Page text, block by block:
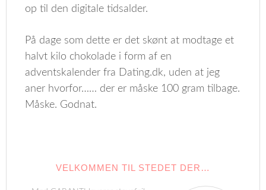
op til den digitale tidsalder.
På dage som dette er det skønt at modtage et
halvt kilo chokolade i form af en
adventskalender fra Dating.dk, uden at jeg
aner hvorfor…… der er måske 100 gram tilbage.
Måske. Godnat.
VELKOMMEN TIL STEDET DER…